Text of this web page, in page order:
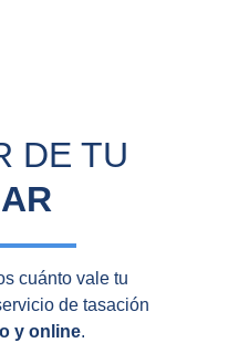
DE TU
cuánto vale tu
de tasación
y online.